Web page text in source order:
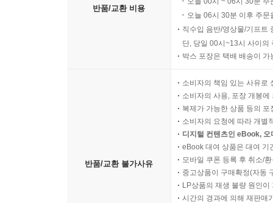
반품/교환 비용
오늘 06시 30분 이후 주
직수입 음반/영상물/기프트
단, 당일 00시~13시 사이의
박스 포장은 택배 배송이
반품/교환 불가사유
소비자의 책임 있는 사유로
소비자의 사용, 포장 개봉
복제가 가능한 상품 등의
소비자의 요청에 따라 개별
디지털 컨텐츠인 eBook,
eBook 대여 상품은 대여 기
모바일 쿠폰 등록 후 취소/
중고상품이 구매확정(자동
LP상품의 재생 불량 원인
시간의 경과에 의해 재판매